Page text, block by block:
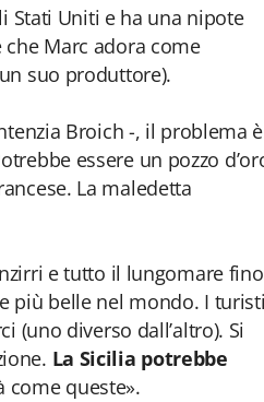
Stati Uniti e ha una nipote
Marc adora come
suo produttore).
Broich -, il problema è
essere un pozzo
La maledetta
e tutto il lungomare fino
più belle nel mondo. I turisti
(uno diverso dall’altro). Si
La Sicilia potrebbe
come queste».